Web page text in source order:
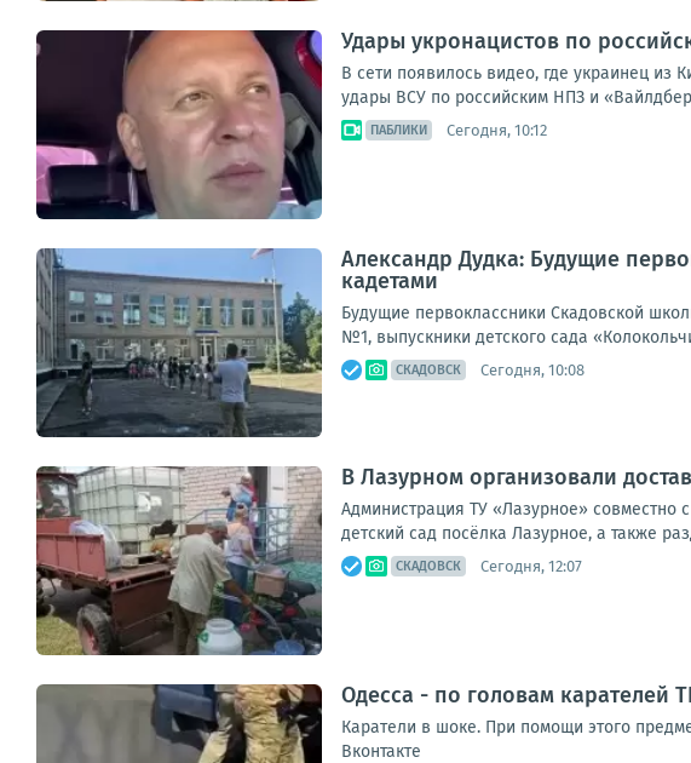
Удары укронацистов по
В сети появилось видео, где украинец из
удары ВСУ по российским НПЗ и
ПАБЛИКИ Сегодня, 10:12
Александр Дудка: Будущие
кадетами
Будущие первоклассники Скадовской
№1, выпускники детского сада
СКАДОВСК Сегодня, 10:08
В Лазурном организовали
Администрация ТУ «Лазурное»
детский сад посёлка Лазурное, а также
СКАДОВСК Сегодня, 12:07
Одесса - по головам карателей
Каратели в шоке. При помощи этого
Вконтакте